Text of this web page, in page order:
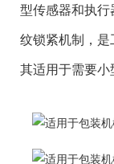
型传感器和执
纹锁紧机制，
其适用于需要小